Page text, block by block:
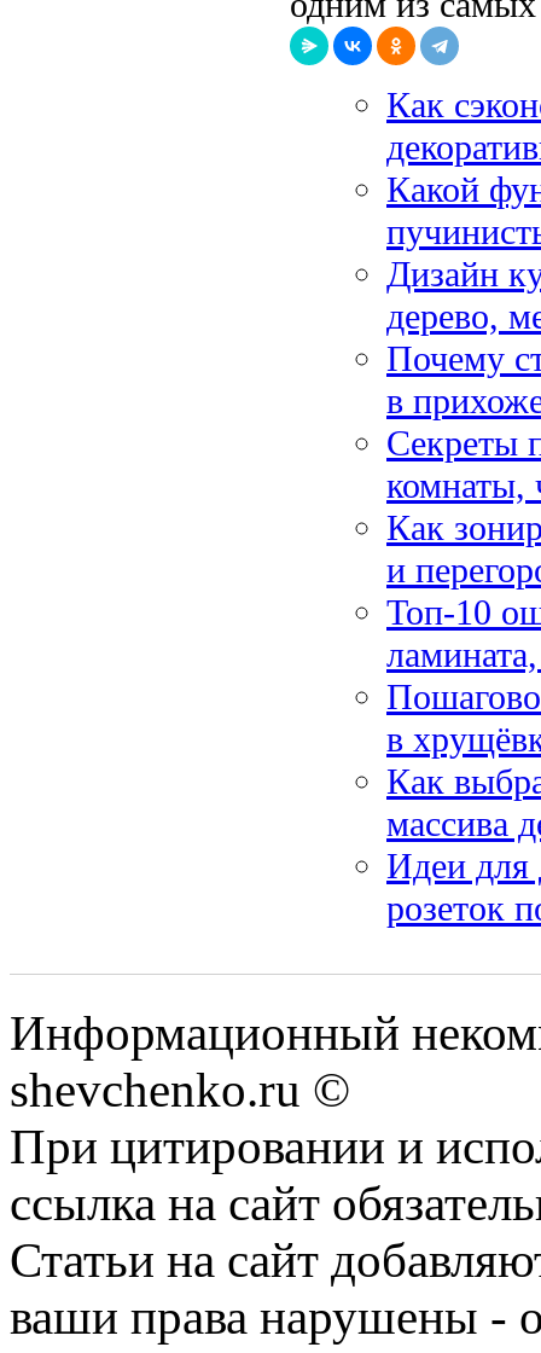
Как
Какой
Дизайн
дерево,
Почему
в
Секреты
комнаты,
Как
и
Топ-10
в
Как
массива
Идеи для
розеток
Информационный
shevchenko.ru ©
При цитировании и
ссылка на сайт
Статьи на сайт
ваши права нарушены -